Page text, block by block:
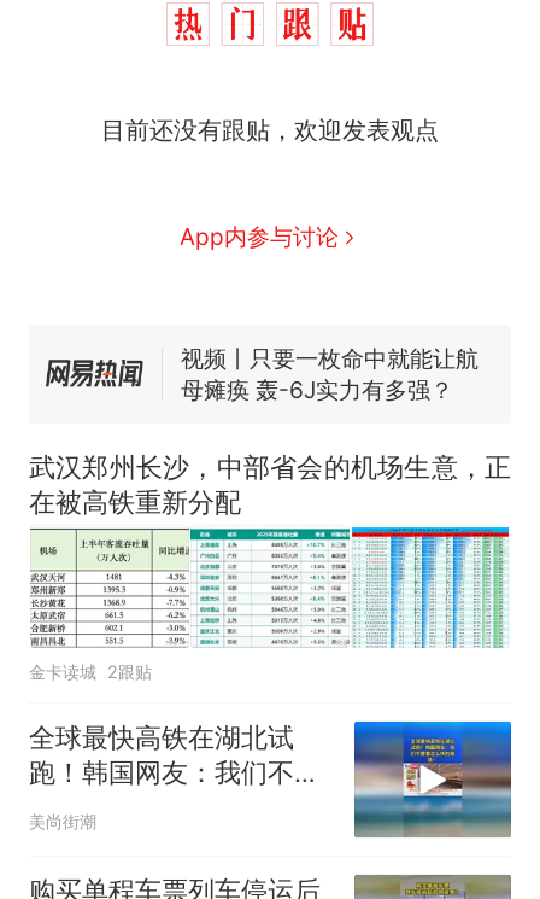
目前还没有跟贴，欢迎发表观点
App内参与讨论
热 十多万人报名的考试，成绩
家，刚改国名，总统就邀请中
母瘫痪 轰-6J实力有多强？
空调24小时开着反而更省电？
佛山一中学招聘物理教师，笔
试前13名均遭淘汰？教育局：
已叫停招聘，成立调查组全面
核查
热 十多万人报名的考试，成绩
全部作废，公平么？
武汉郑州长沙，中部省会的机场生意，正
在被高铁重新分配
金卡读城 2跟贴
全球最快高铁在湖北试
跑！韩国网友：我们不需
要这么快的高铁
美尚街潮
购买单程车票列车停运后